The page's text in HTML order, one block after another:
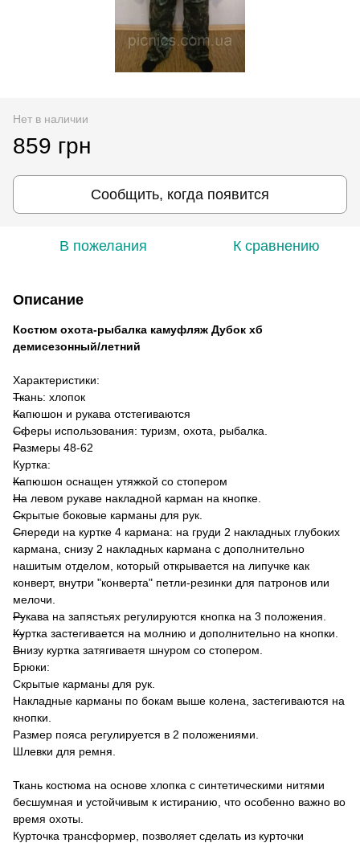
Нет в наличии
859 грн
Сообщить, когда появится
В пожелания К сравнению
Описание
Костюм охота-рыбалка камуфляж Дубок хб
демисезонный/летний
Характеристики:
Ткань: хлопок
Капюшон и рукава отстегиваются
Сферы использования: туризм, охота, рыбалка.
Размеры 48-62
Куртка:
Капюшон оснащен утяжкой со стопером
На левом рукаве накладной карман на кнопке.
Скрытые боковые карманы для рук.
Спереди на куртке 4 кармана: на груди 2 накладных глубоких
кармана, снизу 2 накладных кармана с дополнительно
нашитым отделом, который открывается на липучке как
конверт, внутри "конверта" петли-резинки для патронов или
мелочи.
Рукава на запястьях регулируются кнопка на 3 положения.
Куртка застегивается на молнию и дополнительно на кнопки.
Внизу куртка затягиваетя шнуром со стопером.
Брюки:
Скрытые карманы для рук.
Накладные карманы по бокам выше колена, застегиваются на
кнопки.
Размер пояса регулируется в 2 положениями.
Шлевки для ремня.
Ткань костюма на основе хлопка с синтетическими нитями
бесшумная и устойчивым к истиранию, что особенно важно во
время охоты.
Курточка трансформер, позволяет сделать из курточки